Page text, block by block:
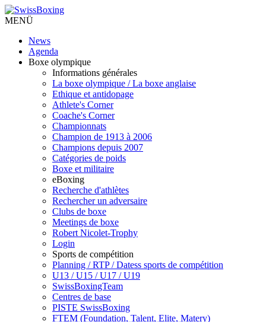
MENÜ
News
Agenda
Boxe olympique
Informations générales
La boxe olympique / La boxe anglaise
Ethique et antidopage
Athlete's Corner
Coache's Corner
Championnats
Champion de 1913 à 2006
Champions depuis 2007
Catégories de poids
Boxe et militaire
eBoxing
Recherche d'athlètes
Rechercher un adversaire
Clubs de boxe
Meetings de boxe
Robert Nicolet-Trophy
Login
Sports de compétition
Planning / RTP / Datess sports de compétition
U13 / U15 / U17 / U19
SwissBoxingTeam
Centres de base
PISTE SwissBoxing
FTEM (Foundation, Talent, Elite, Matery)